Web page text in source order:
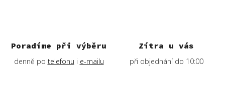
Poradíme při výběru
denně po telefonu i e-mailu
Zítra u vás
při objednání do 10:00